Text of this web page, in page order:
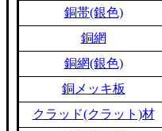
銅帯(銀色)
銅網
銅網(銀色)
銅メッキ板
クラッド(クラット)材